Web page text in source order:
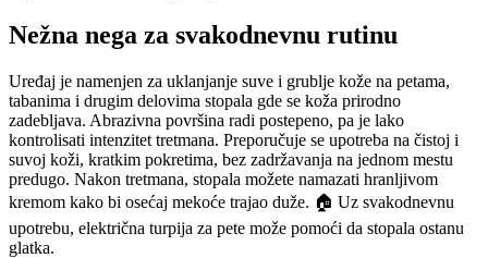
Nežna nega za svakodnevnu rutinu
Uređaj je namenjen za uklanjanje suve i grublje kože na petama,
tabanima i drugim delovima stopala gde se koža prirodno
zadebljava. Abrazivna površina radi postepeno, pa je lako
kontrolisati intenzitet tretmana. Preporučuje se upotreba na čistoj i
suvoj koži, kratkim pokretima, bez zadržavanja na jednom mestu
predugo. Nakon tretmana, stopala možete namazati hranljivom
kremom kako bi osećaj mekoće trajao duže. 🏠 Uz svakodnevnu
upotrebu, električna turpija za pete može pomoći da stopala ostanu
glatka.